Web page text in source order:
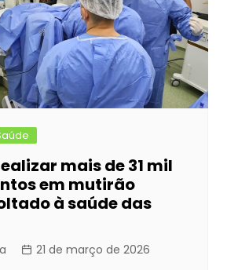
mais de 31 mil
em mutirão
à saúde das
21 de março de 2026